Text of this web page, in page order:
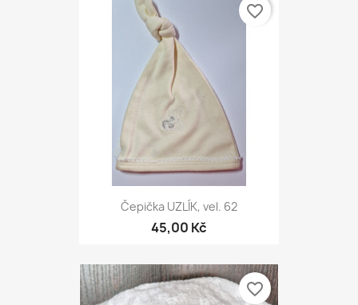
Čepička UZLÍK, vel. 62
45,00 Kč
favorite_border
favorite_border